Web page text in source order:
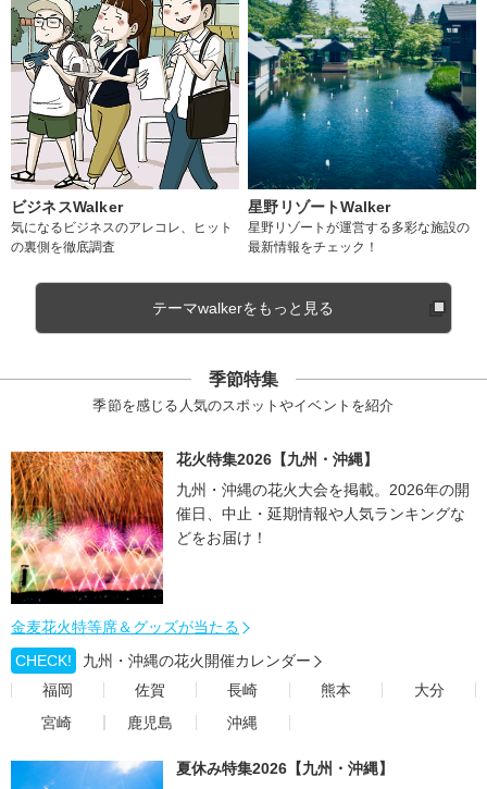
ビジネスWalker
気になるビジネスのアレコレ、ヒット
の裏側を徹底調査
星野リゾートWalker
星野リゾートが運営する多彩な施設の
最新情報をチェック！
テーマwalkerをもっと見る
季節特集
季節を感じる人気のスポットやイベントを紹介
花火特集2026【九州・沖縄】
九州・沖縄の花火大会を掲載。2026年の開
催日、中止・延期情報や人気ランキングな
どをお届け！
金麦花火特等席＆グッズが当たる
CHECK!
九州・沖縄の花火開催カレンダー
福岡
佐賀 長崎 熊本
大分
宮崎
鹿児島 沖縄
夏休み特集2026【九州・沖縄】